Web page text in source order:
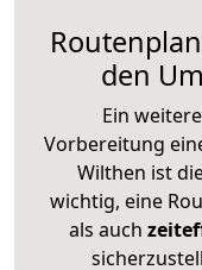
den
Ein
Vorbereitung
Wilthen ist
wichtig, eine
als auch